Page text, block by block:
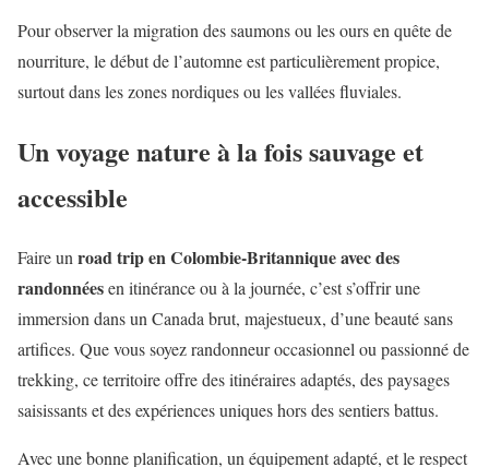
Pour observer la migration des saumons ou les ours en quête de
nourriture, le début de l’automne est particulièrement propice,
surtout dans les zones nordiques ou les vallées fluviales.
Un voyage nature à la fois sauvage et
accessible
Faire un road trip en Colombie-Britannique avec des
randonnéesen itinérance ou à la journée, c’est s’offrir une
immersion dans un Canada brut, majestueux, d’une beauté sans
artifices. Que vous soyez randonneur occasionnel ou passionné de
trekking, ce territoire offre des itinéraires adaptés, des paysages
saisissants et des expériences uniques hors des sentiers battus.
Avec une bonne planification, un équipement adapté, et le respect